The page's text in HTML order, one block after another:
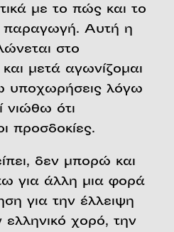
με το πώς και το
Αυτή η
στο
μετά αγωνίζομαι
υποχωρήσεις λόγω
νιώθω ότι
προσδοκίες.
δεν μπορώ και
για άλλη μια φορά
για την έλλειψη
ελληνικό χορό, την